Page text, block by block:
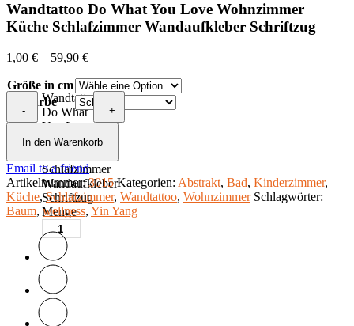
Wandtattoo Do What You Love Wohnzimmer
Küche Schlafzimmer Wandaufkleber Schriftzug
1,00 € – 59,90 €
Größe in cm
Farbe
-
Wandtattoo
Do What
You Love
Wohnzimmer
Schlafzimmer
Wandaufkleber
Schriftzug
Menge
+
In den Warenkorb
Email to a friend
Artikelnummer:3015 Kategorien: Abstrakt, Bad, Kinderzimmer,
Küche,Schlafzimmer, Wandtattoo, Wohnzimmer Schlagwörter:
Baum,wellness, Yin Yang